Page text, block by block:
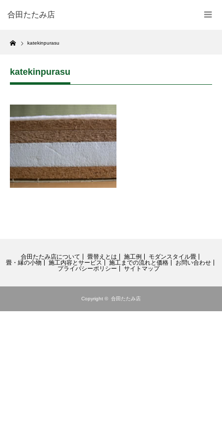
合田たたみ店
Home
katekinpurasu
katekinpurasu
合田たたみ店について 畳替えとは 施工例
モダンスタイル畳
畳・縁の小物
施工内容とサービス 施工までの流れと価格
お問い合わせ
プライバシーポリシー
サイトマップ
Copyright © 合田たたみ店